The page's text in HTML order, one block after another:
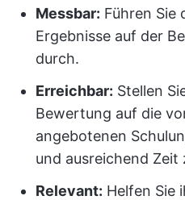
Messbar: Führen Sie
Ergebnisse auf der
durch.
Erreichbar: Stellen
Bewertung auf die
angebotenen
und ausreichend
Relevant: Helfen Sie